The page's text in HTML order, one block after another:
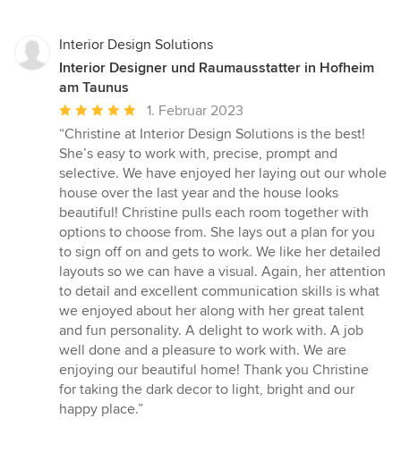
Interior Design Solutions
Interior Designer und Raumausstatter in Hofheim
am Taunus
Durchschnittliche
Bewertung:
5
von
5
Sternen
1. Februar 2023
“Christine at Interior Design Solutions is the best!
She’s easy to work with, precise, prompt and
selective. We have enjoyed her laying out our whole
house over the last year and the house looks
beautiful! Christine pulls each room together with
options to choose from. She lays out a plan for you
to sign off on and gets to work. We like her detailed
layouts so we can have a visual. Again, her attention
to detail and excellent communication skills is what
we enjoyed about her along with her great talent
and fun personality. A delight to work with. A job
well done and a pleasure to work with. We are
enjoying our beautiful home! Thank you Christine
for taking the dark decor to light, bright and our
happy place.”